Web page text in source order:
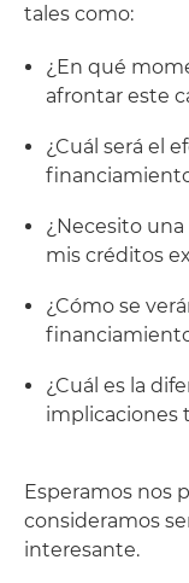
tales como:
¿En qué
afrontar este
¿Cuál será el
¿Necesito
mis créditos
¿Cómo se
¿Cuál es la
implicaciones
Esperamos nos
consideramos
interesante.